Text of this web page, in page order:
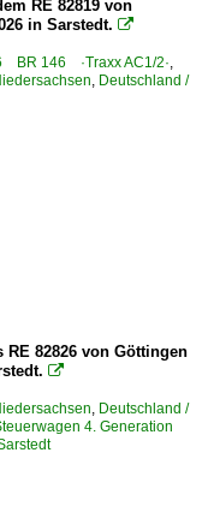
RE 82819 von
in Sarstedt. 
BR 146 ·Traxx AC1/2·,
, Deutschland /
RE 82826 von Göttingen

, Deutschland /
4. Generation